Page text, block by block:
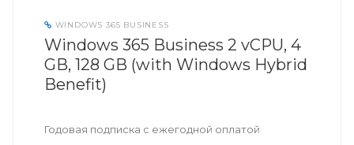
WINDOWS 365 BUSINESS
Windows 365 Business 2 vCPU, 4
GB, 128 GB (with Windows Hybrid
Benefit)
Годовая подписка с ежегодной оплатой